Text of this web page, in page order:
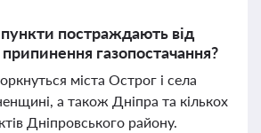
пункти постраждають від
газопостачання?
міста Острог і села
а також Дніпра та кількох
Дніпровського району.